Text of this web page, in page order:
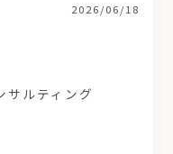
2026/06/18
サルティング